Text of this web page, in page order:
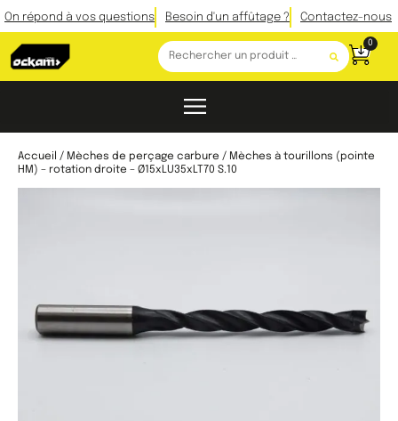
On répond à vos questions Besoin d'un affûtage ? Contactez-nous
0
Accueil / Mèches de perçage carbure / Mèches à tourillons (pointe
HM) – rotation droite – Ø15xLU35xLT70 S.10